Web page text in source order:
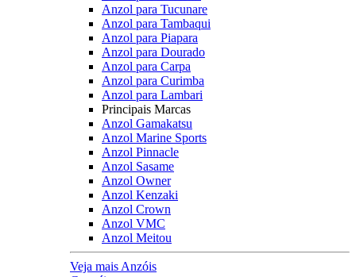
Anzol para Tucunare
Anzol para Tambaqui
Anzol para Piapara
Anzol para Dourado
Anzol para Carpa
Anzol para Curimba
Anzol para Lambari
Principais Marcas
Anzol Gamakatsu
Anzol Marine Sports
Anzol Pinnacle
Anzol Sasame
Anzol Owner
Anzol Kenzaki
Anzol Crown
Anzol VMC
Anzol Meitou
Veja mais Anzóis